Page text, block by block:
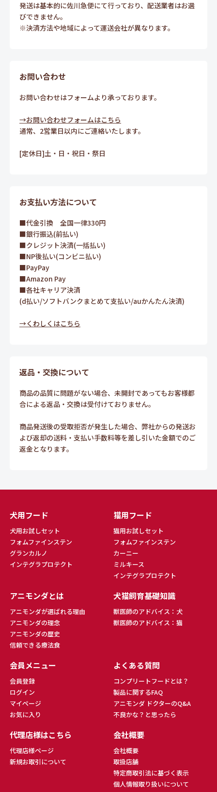
発送は基本的に佐川急便にて行っており、配送業者はお選
びできません。
※決済方法や地域によって運送会社が異なります。
お問い合わせ
お問い合わせはフォームより承っております。
→お問い合わせフォームはこちら
通常、2営業日以内にご連絡いたします。
[定休日]土・日・祝日・祭日
お支払い方法について
■代金引換 全国一律330円
■銀行振込(前払い)
■クレジット決済(一括払い)
■NP後払い(コンビニ払い)
■PayPay
■Amazon Pay
■各社キャリア決済
(d払い/ソフトバンクまとめて支払い/auかんたん決済)
→くわしくはこちら
返品・交換について
商品の品質に問題がない場合、未開封であってもお客様都
合による返品・交換は受付けておりません。
商品発送後の受取拒否が発生した場合、弊社からの発送お
よび返却の送料・支払い手数料等を差し引いた金額でのご
返金となります。
犬用フード
犬用お試しセット
フォムファインステン
グランカルノ
インテグラプロテクト
猫用フード
猫用お試しセット
フォムファインステン
カーニー
ミルキース
インテグラプロテクト
アニモンダとは
アニモンダが選ばれる理由
アニモンダの理念
アニモンダの歴史
信頼できる療法食
犬猫飼育基礎知識
獣医師のアドバイス：犬
獣医師のアドバイス：猫
会員メニュー
会員登録
ログイン
マイページ
お気に入り
よくある質問
コンプリートフードとは？
製品に関するFAQ
アニモンダ ドクターのQ&A
不良かな？と思ったら
代理店様はこちら
代理店様ページ
新規お取引について
会社概要
会社概要
取扱店舗
特定商取引法に基づく表示
個人情報取り扱いについて